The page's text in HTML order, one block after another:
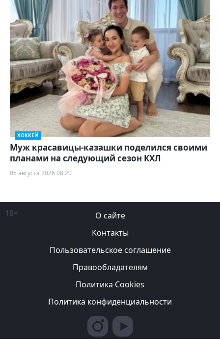
ХОККЕЙ
Муж красавицы-казашки поделился своими
планами на следующий сезон КХЛ
05 августа 2026 08:20
18+
О сайте
Контакты
Пользовательское соглашение
Правообладателям
Политика Cookies
Политика конфиденциальности